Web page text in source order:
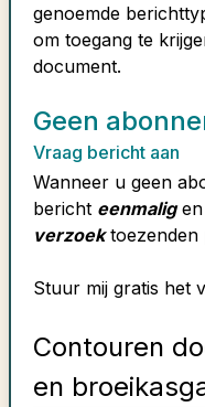
genoemde
om toegang te
document.
Geen
Vraag bericht aan
Wanneer u geen
bericht eenmaligen
verzoektoezenden
Stuur mij gratis het
Contouren
en